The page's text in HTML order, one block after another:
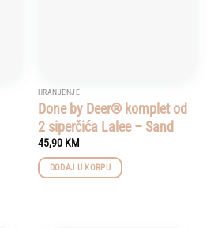
HRANJENJE
Done by Deer® komplet od
2 siperčića Lalee – Sand
45,90 KM
DODAJ U KORPU